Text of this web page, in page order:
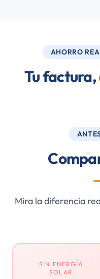
AHORRO
Tu factura,
Mira la diferencia
SIN ENERGÍA
SOLAR